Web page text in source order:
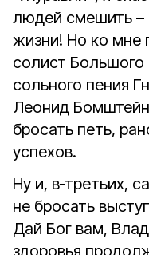
людей смешить –
жизни! Но ко
солист Большого
сольного пения
Леонид Бомштейн
бросать петь,
успехов.
Ну и, в‑третьих,
не бросать
Дай Бог вам,
здоровья